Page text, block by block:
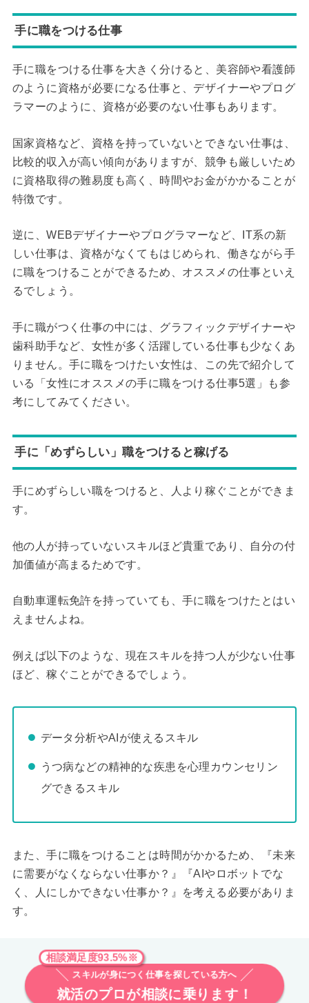
手に職をつける仕事
手に職をつける仕事を大きく分けると、美容師や看護師
のように資格が必要になる仕事と、デザイナーやプログ
ラマーのように、資格が必要のない仕事もあります。
国家資格など、資格を持っていないとできない仕事は、
比較的収入が高い傾向がありますが、競争も厳しいため
に資格取得の難易度も高く、時間やお金がかかることが
特徴です。
逆に、WEBデザイナーやプログラマーなど、IT系の新
しい仕事は、資格がなくてもはじめられ、働きながら手
に職をつけることができるため、オススメの仕事といえ
るでしょう。
手に職がつく仕事の中には、グラフィックデザイナーや
歯科助手など、女性が多く活躍している仕事も少なくあ
りません。手に職をつけたい女性は、この先で紹介して
いる「女性にオススメの手に職をつける仕事5選」も参
考にしてみてください。
手に「めずらしい」職をつけると稼げる
手にめずらしい職をつけると、人より稼ぐことができま
す。
他の人が持っていないスキルほど貴重であり、自分の付
加価値が高まるためです。
自動車運転免許を持っていても、手に職をつけたとはい
えませんよね。
例えば以下のような、現在スキルを持つ人が少ない仕事
ほど、稼ぐことができるでしょう。
データ分析やAIが使えるスキル
うつ病などの精神的な疾患を心理カウンセリン
グできるスキル
また、手に職をつけることは時間がかかるため、『未来
に需要がなくならない仕事か？』『AIやロボットでな
く、人にしかできない仕事か？』を考える必要がありま
す。
相談満足度93.5%※
スキルが身につく仕事を探している方へ
就活のプロが相談に乗ります！